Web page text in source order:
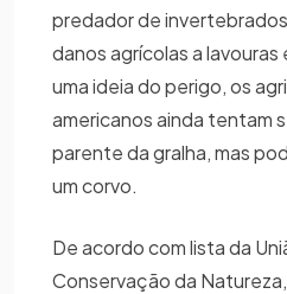
predador de
danos agrícolas a
uma ideia do perigo, os
americanos ainda tentam
parente da gralha, mas
um corvo.
De acordo com lista da
Conservação da